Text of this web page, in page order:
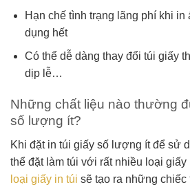
Hạn chế tình trạng lãng phí khi
dụng hết
Có thể dễ dàng thay đổi túi giấy
dịp lễ…
Những chất liệu nào thường
số lượng ít?
Khi đặt in túi giấy số lượng ít để sử
thể đặt làm túi với rất nhiều loại giấy
loại giấy in túi sẽ tạo ra những